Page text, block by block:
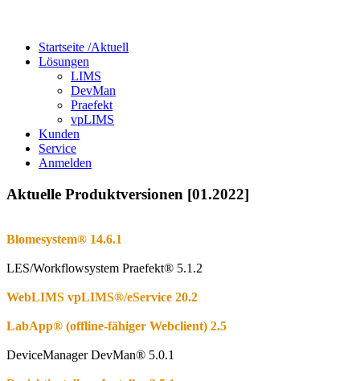
Startseite /Aktuell
Lösungen
LIMS
DevMan
Praefekt
vpLIMS
Kunden
Service
Anmelden
Aktuelle Produktversionen [01.2022]
Blomesystem® 14.6.1
LES/Workflowsystem Praefekt® 5.1.2
WebLIMS vpLIMS®/eService 20.2
LabApp® (offline-fähiger Webclient) 2.5
DeviceManager DevMan® 5.0.1